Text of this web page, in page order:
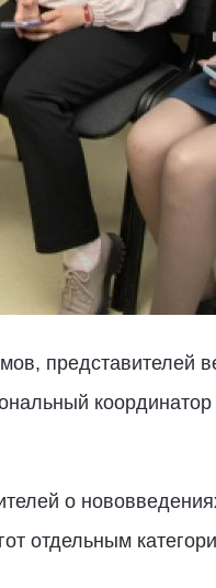
представителей
о
отдельным